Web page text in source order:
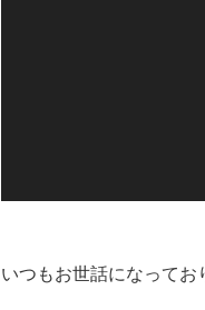
いつもお世話になってお